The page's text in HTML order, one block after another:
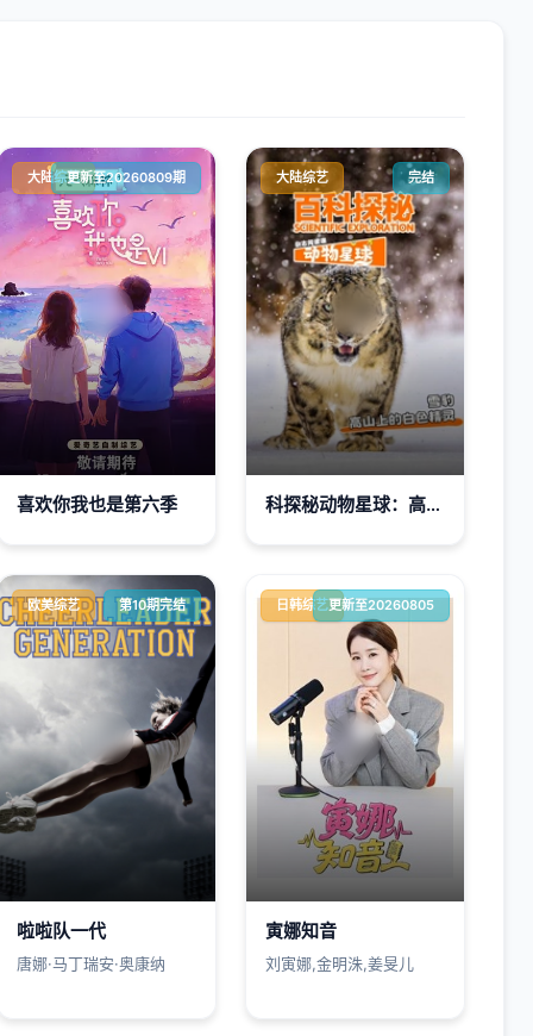
大陆综艺更新至20260809期
喜欢你我也是第六季
大陆综艺 完结
科探秘动物星球：高山上的白色精灵雪豹
欧美综艺 第10期完结
啦啦队一代
唐娜·马丁瑞安·奥康纳
日韩综艺更新至20260805
寅娜知音
刘寅娜,金明洙,姜旻儿